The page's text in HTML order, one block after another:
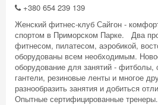
+380 654 239 139
Женский фитнес-клуб Сайгон -
спортом в Приморском Парке. Два
фитнесом, пилатесом, аэробикой,
оборудованы всем необходимым.
оборудование для занятий - фитболы,
гантели, резиновые ленты и многое
разнообразить занятия и добиться
Опытные сертифицированные